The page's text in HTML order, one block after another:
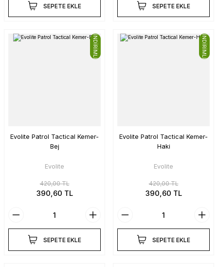
SEPETE EKLE SEPETE EKLE
İNDİRİMLİ
Evolite Patrol Tactical Kemer-
Bej
Evolite
420,00 TL
390,60 TL
SEPETE EKLE
İNDİRİMLİ
Evolite Patrol Tactical Kemer-
Haki
Evolite
420,00 TL
390,60 TL
SEPETE EKLE